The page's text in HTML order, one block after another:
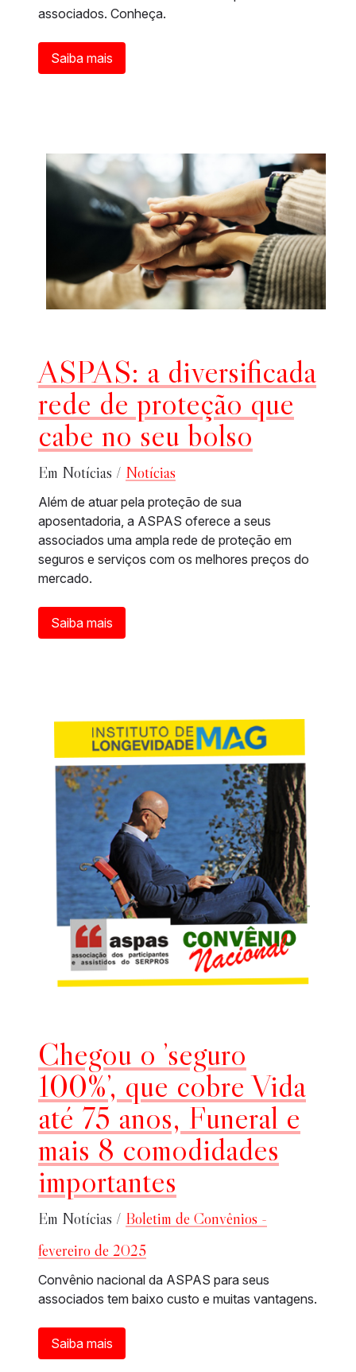
associados. Conheça.
Saiba mais
ASPAS: a diversificada
rede de proteção que
cabe no seu bolso
Em Notícias / Notícias
Além de atuar pela proteção de sua
aposentadoria, a ASPAS oferece a seus
associados uma ampla rede de proteção em
seguros e serviços com os melhores preços do
mercado.
Saiba mais
Chegou o ’seguro
100%’, que cobre Vida
até 75 anos, Funeral e
mais 8 comodidades
importantes
Em Notícias / Boletim de Convênios -
fevereiro de 2025
Convênio nacional da ASPAS para seus
associados tem baixo custo e muitas vantagens.
Saiba mais